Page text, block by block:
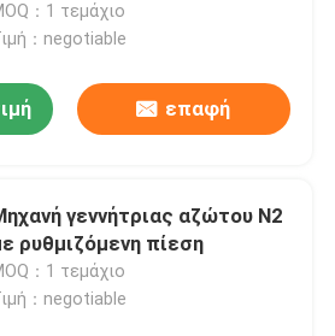
：1 τεμάχιο
：negotiable
επαφή
γεννήτριας αζώτου N2
ρυθμιζόμενη πίεση
：1 τεμάχιο
：negotiable